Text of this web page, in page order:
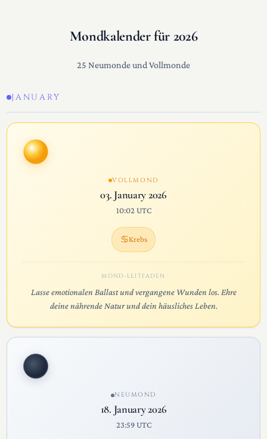
Mondkalender für 2026
25 Neumonde und Vollmonde
JANUARY
VOLLMOND
03. January 2026
10:02 UTC
♋Krebs
MOND-LEITFADEN
Lasse emotionalen Ballast und vergangene Wunden los. Ehre
deine nährende Natur und dein häusliches Leben.
NEUMOND
18. January 2026
23:59 UTC